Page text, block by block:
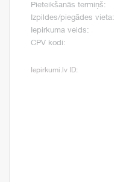
Pieteikšanās termiņš:
Izpildes/piegādes vieta:
Iepirkuma veids:
CPV kodi:
Iepirkumi.lv ID: